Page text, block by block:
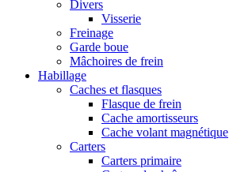
Divers
Visserie
Freinage
Garde boue
Mâchoires de frein
Habillage
Caches et flasques
Flasque de frein
Cache amortisseurs
Cache volant magnétique
Carters
Carters primaire